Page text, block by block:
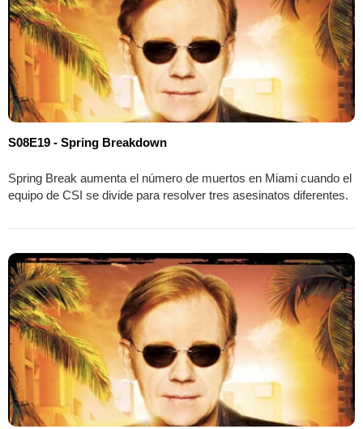
S08E19 - Spring Breakdown
Spring Break aumenta el número de muertos en Miami cuando el
equipo de CSI se divide para resolver tres asesinatos diferentes.